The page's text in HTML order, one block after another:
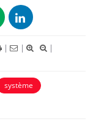
| |
|
système